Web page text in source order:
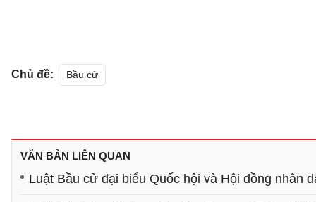
Chủ đề: Bầu cử
VĂN BẢN LIÊN QUAN
Luật Bầu cử đại biểu Quốc hội và Hội đồng nhân